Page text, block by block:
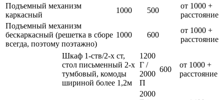
Подъемный механизм
каркасный
1000 500
от 1000 +
расстояние
Подъемный механизм
бескаркасный (решетка в сборе
всегда, поэтому поэтажно)
1000 600
от 1000 +
расстояние
Шкаф 1-ств/2-х ст,
стол письменный 2-х
тумбовый, комоды
шириной более 1,2м
1200
Г /
2000
П
600
от 1000 +
расстояние
2000